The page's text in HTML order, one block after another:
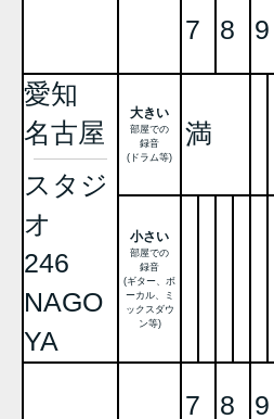
7 8 9
愛知
名古屋
スタジ
オ
246
NAGO
YA
大きい
部屋での
録音
(ドラム等)
満
小さい
部屋での
録音
(ギター、ボ
ーカル、ミ
ックスダウ
ン等)
7 8 9